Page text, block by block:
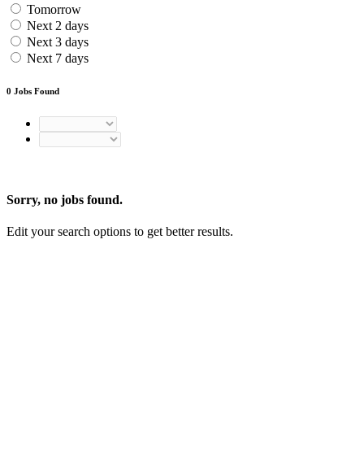
Tomorrow
Next 2 days
Next 3 days
Next 7 days
0 Jobs Found
Sorry, no jobs found.
Edit your search options to get better results.